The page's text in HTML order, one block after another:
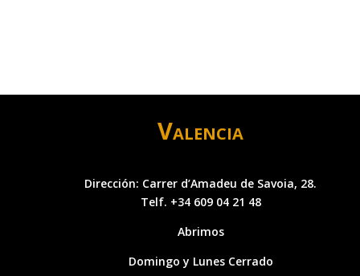
Valencia
Dirección: Carrer d’Amadeu de Savoia, 28.
Telf. +34 609 04 21 48
Abrimos
Domingo y Lunes Cerrado